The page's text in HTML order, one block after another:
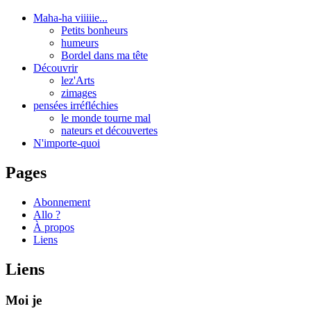
Maha-ha viiiiie...
Petits bonheurs
humeurs
Bordel dans ma tête
Découvrir
lez'Arts
zimages
pensées irréfléchies
le monde tourne mal
nateurs et découvertes
N'importe-quoi
Pages
Abonnement
Allo ?
À propos
Liens
Liens
Moi je